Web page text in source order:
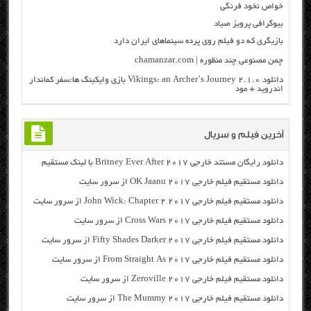
خواص نخود فرنگی
بیوگرافی پرویز صیاد
بازیگری که دو فیلم روی پرده سینماهای ایران دارد
چمن مصنوعی چند منظوره | chamanzar.com
دانلود Vikings: an Archer’s Journey 2.1.0 بازی وایکینگ ها:سفر کماندار
اندروید + مود
آخرین فیلم و سریال
دانلود رایگان مسنتد خارجی Britney Ever After 2017 با لینک مستقیم
دانلود مستقیم فیلم خارجی OK Jaanu 2017 از سرور سایت
دانلود مستقیم فیلم خارجی John Wick: Chapter 2 2017 از سرور سایت
دانلود مستقیم فیلم خارجی Cross Wars 2017 از سرور سایت
دانلود مستقیم فیلم خارجی Fifty Shades Darker 2017 از سرور سایت
دانلود مستقیم فیلم خارجی From Straight As 2017 از سرور سایت
دانلود مستقیم فیلم خارجی Zeroville 2017 از سرور سایت
دانلود مستقیم فیلم خارجی The Mummy 2017 از سرور سایت